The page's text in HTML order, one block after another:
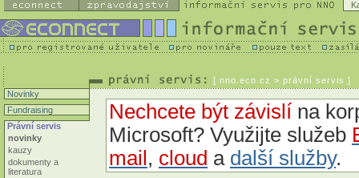
[ nno.ecn.cz > právní servis ]
Novinky
Fundraising
Právní servis
novinky
kauzy
dokumenty a
literatura
Nechcete být závislí na
Microsoft? Využijte služeb
mail , cloud a další služby.